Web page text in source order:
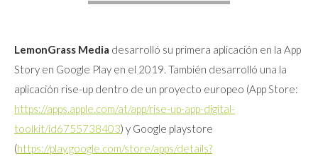
LemonGrass Media desarrolló su primera aplicación en la App
Story en Google Play en el 2019. También desarrolló una la
aplicación rise-up dentro de un proyecto europeo (App Store:
https://apps.apple.com/at/app/rise-up-app-digital-
toolkit/id6755738403) y Google playstore
(https://play.google.com/store/apps/details?